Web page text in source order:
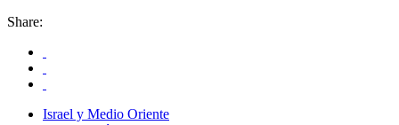
Share:
Israel y Medio Oriente